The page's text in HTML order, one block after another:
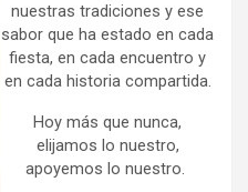
nuestras tradiciones y ese
sabor que ha estado en cada
fiesta, en cada encuentro y
en cada historia compartida.
Hoy más que nunca,
elijamos lo nuestro,
apoyemos lo nuestro.